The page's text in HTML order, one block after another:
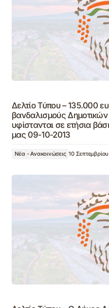
Δελτίο Τύπου – 135.000
βανδαλισμούς
υφίστανται σε ετήσια
μας 09-10-2013
Νέα - Ανακοινώσεις 10